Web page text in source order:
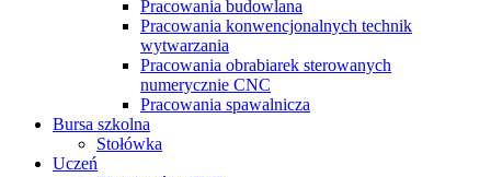
Pracowania budowlana
Pracowania konwencjonalnych technik
wytwarzania
Pracowania obrabiarek sterowanych
numerycznie CNC
Pracowania spawalnicza
Bursa szkolna
Stołówka
Uczeń